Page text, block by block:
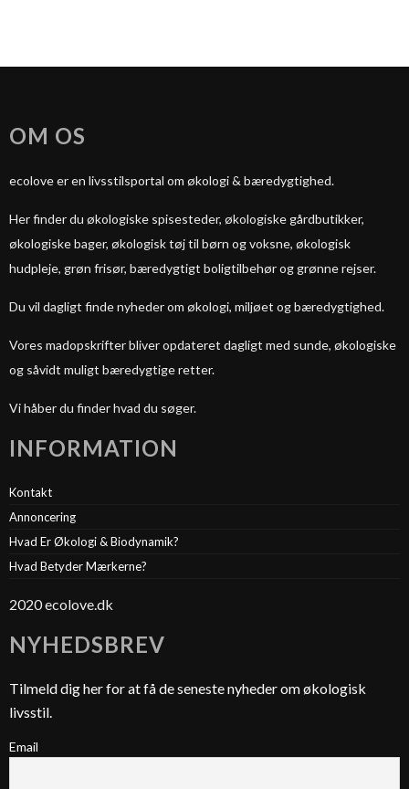
OM OS
ecolove er en livsstilsportal om økologi & bæredygtighed.
Her finder du økologiske spisesteder, økologiske gårdbutikker,
økologiske bager, økologisk tøj til børn og voksne, økologisk
hudpleje, grøn frisør, bæredygtigt boligtilbehør og grønne rejser.
Du vil dagligt finde nyheder om økologi, miljøet og bæredygtighed.
Vores madopskrifter bliver opdateret dagligt med sunde, økologiske
og såvidt muligt bæredygtige retter.
Vi håber du finder hvad du søger.
INFORMATION
Kontakt
Annoncering
Hvad Er Økologi & Biodynamik?
Hvad Betyder Mærkerne?
2020 ecolove.dk
NYHEDSBREV
Tilmeld dig her for at få de seneste nyheder om økologisk
livsstil.
Email